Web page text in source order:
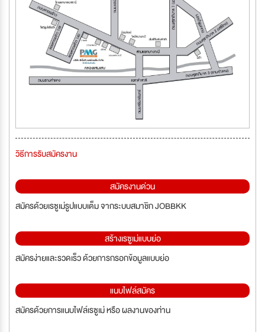
วิธีการรับสมัครงาน
สมัครงานด่วน
สมัครด้วยเรซูเม่รูปแบบเต็ม จากระบบสมาชิก JOBBKK
สร้างเรซูเม่แบบย่อ
สมัครง่ายและรวดเร็ว ด้วยการกรอกข้อมูลแบบย่อ
แนบไฟล์สมัคร
สมัครด้วยการแนบไฟล์เรซูเม่ หรือ ผลงานของท่าน